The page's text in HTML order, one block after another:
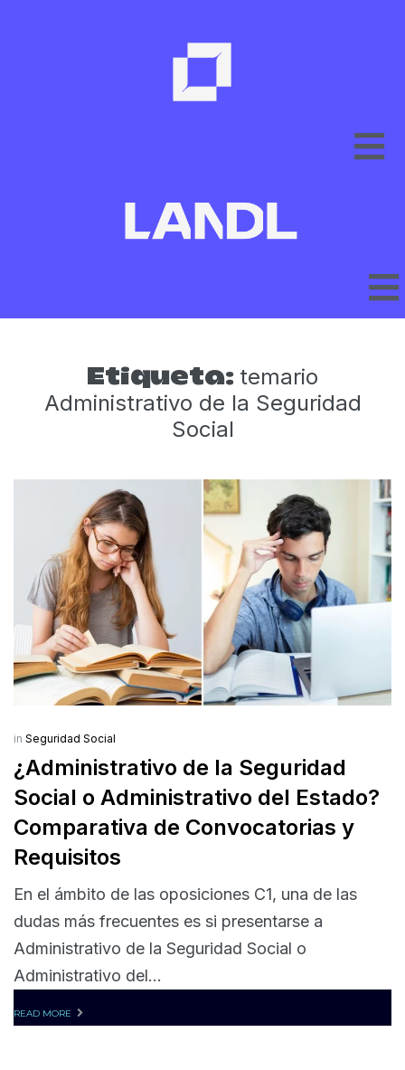
Etiqueta: temario
Administrativo de la Seguridad
Social
in Seguridad Social
¿Administrativo de la Seguridad
Social o Administrativo del Estado?
Comparativa de Convocatorias y
Requisitos
En el ámbito de las oposiciones C1, una de las
dudas más frecuentes es si presentarse a
Administrativo de la Seguridad Social o
Administrativo del...
READ MORE